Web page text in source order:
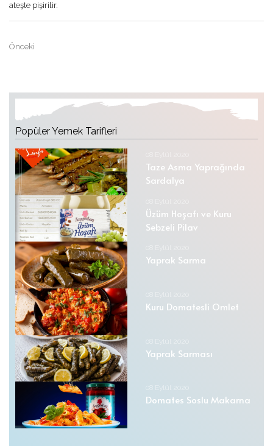
ateşte pişirilir.
Önceki
Popüler Yemek Tarifleri
Taze Asma Yaprağında
Sardalya
Üzüm Hoşafı ve Kuru
Sebzeli Pilav
Yaprak Sarma
Kuru Domatesli Omlet
Yaprak Sarması
Domates Soslu Makarna
08 Eylül 2020